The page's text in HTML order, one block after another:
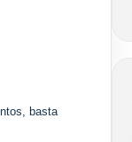
basta